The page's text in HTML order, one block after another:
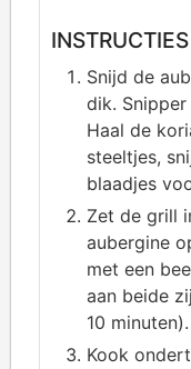
INSTRUCTIES
Snijd de
dik.
Haal de
steeltjes,
blaadjes
Zet de grill
aubergine
met een
aan beide
10 minuten).
Kook